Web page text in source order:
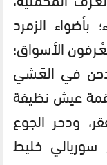
بأضواء الزمرد
الأسواق؛
في العَـشي
عيش نظيفة
ودحر الجوع
سوريالي خليط